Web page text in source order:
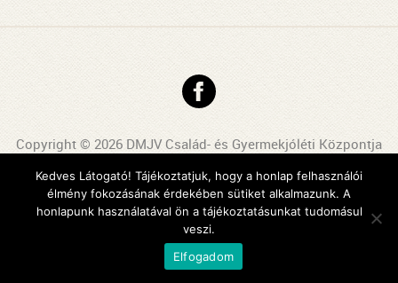
Copyright © 2026 DMJV Család- és Gyermekjóléti Központja
Arculattervezés, honlaptervezés: Kreatív Vonalak
Kedves Látogató! Tájékoztatjuk, hogy a honlap felhasználói
élmény fokozásának érdekében sütiket alkalmazunk. A
honlapunk használatával ön a tájékoztatásunkat tudomásul
veszi.
Elfogadom